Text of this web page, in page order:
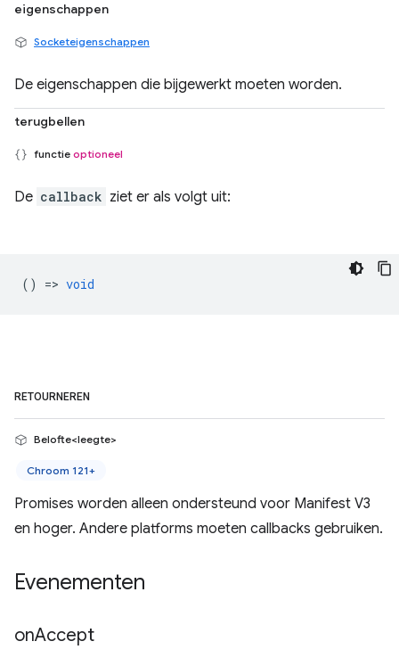
eigenschappen
Socketeigenschappen
De eigenschappen die bijgewerkt moeten worden.
terugbellen
functie optioneel
De callback ziet er als volgt uit:
() => void
RETOURNEREN
Belofte<leegte>
Chroom 121+
Promises worden alleen ondersteund voor Manifest V3
en hoger. Andere platforms moeten callbacks gebruiken.
Evenementen
onAccept